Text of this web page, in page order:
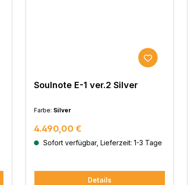
Soulnote E-1 ver.2 Silver
Farbe: Silver
Regulärer Preis:
4.490,00 €
Sofort verfügbar, Lieferzeit: 1-3 Tage
Details